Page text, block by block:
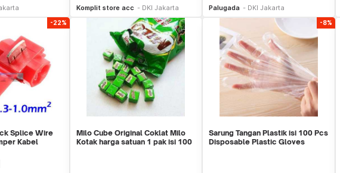
Komplit store acc DKI Jakarta Palugada DKI Jakarta
-22%
Splice Wire
Kabel
Milo Cube Original Coklat Milo
Kotak harga satuan 1 pak isi 100
-8%
Sarung Tangan Plastik isi 100 Pcs
Disposable Plastic Gloves